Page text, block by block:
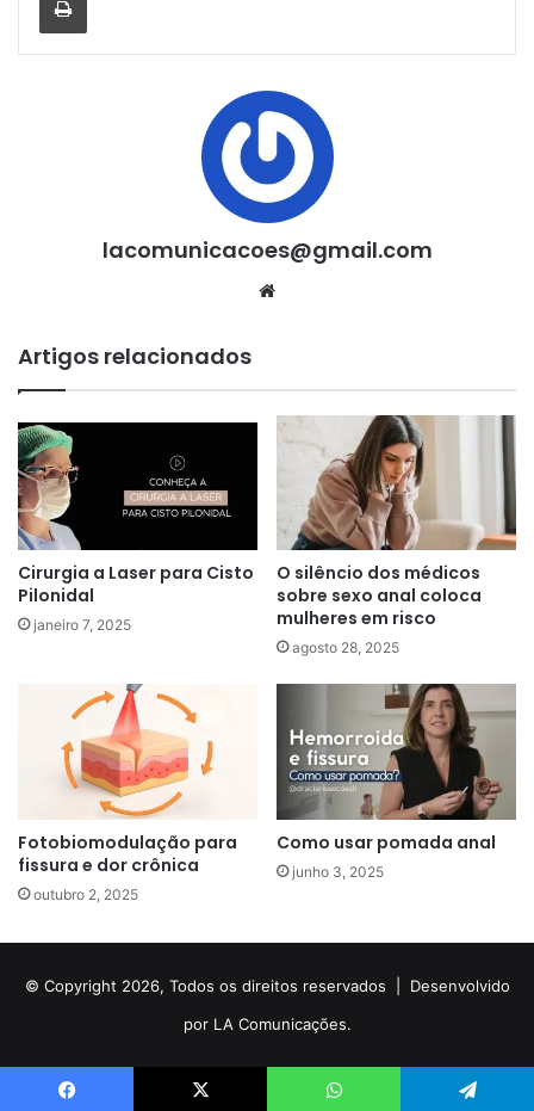
lacomunicacoes@gmail.com
Artigos relacionados
Cirurgia a Laser para Cisto
Pilonidal
janeiro 7, 2025
O silêncio dos médicos
sobre sexo anal coloca
mulheres em risco
agosto 28, 2025
Fotobiomodulação para
fissura e dor crônica
outubro 2, 2025
Como usar pomada anal
junho 3, 2025
© Copyright 2026, Todos os direitos reservados | Desenvolvido
por LA Comunicações.